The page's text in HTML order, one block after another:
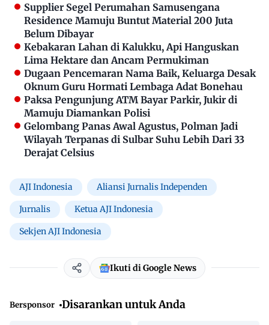
Supplier Segel Perumahan Samusengana
Residence Mamuju Buntut Material 200 Juta
Belum Dibayar
Kebakaran Lahan di Kalukku, Api Hanguskan
Lima Hektare dan Ancam Permukiman
Dugaan Pencemaran Nama Baik, Keluarga Desak
Oknum Guru Hormati Lembaga Adat Bonehau
Paksa Pengunjung ATM Bayar Parkir, Jukir di
Mamuju Diamankan Polisi
Gelombang Panas Awal Agustus, Polman Jadi
Wilayah Terpanas di Sulbar Suhu Lebih Dari 33
Derajat Celsius
AJI Indonesia Aliansi Jurnalis Independen
Jurnalis Ketua AJI Indonesia
Sekjen AJI Indonesia
Ikuti di Google News
Bersponsor Disarankan untuk Anda